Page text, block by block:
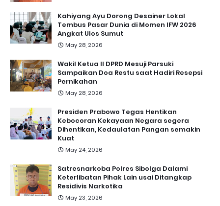
Kahiyang Ayu Dorong Desainer Lokal
Tembus Pasar Dunia di Momen IFW 2026
Angkat Ulos Sumut
May 28, 2026
Wakil Ketua II DPRD Mesuji Parsuki
Sampaikan Doa Restu saat Hadiri Resepsi
Pernikahan
May 28, 2026
Presiden Prabowo Tegas Hentikan
Kebocoran Kekayaan Negara segera
Dihentikan, Kedaulatan Pangan semakin
Kuat
May 24, 2026
Satresnarkoba Polres Sibolga Dalami
Keterlibatan Pihak Lain usai Ditangkap
Residivis Narkotika
May 23, 2026